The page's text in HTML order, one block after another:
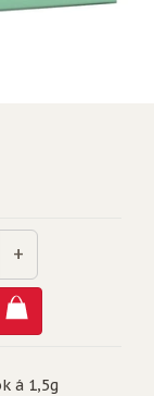
Množstvo
+
á 1,5g